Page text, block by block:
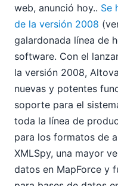
web, anunció hoy.. Se
de la versión 2008
galardonada línea de
software. Con el
la versión 2008,
nuevas y potentes
soporte para el
toda la línea de
para los formatos de
XMLSpy, una mayor
datos en MapForce y